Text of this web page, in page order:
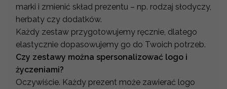
marki i zmienić skład prezentu – np. rodzaj słodyczy,
herbaty czy dodatków.
Każdy zestaw przygotowujemy ręcznie, dlatego
elastycznie dopasowujemy go do Twoich potrzeb.
Czy zestawy można spersonalizować logo i
życzeniami?
Oczywiście. Każdy prezent może zawierać logo